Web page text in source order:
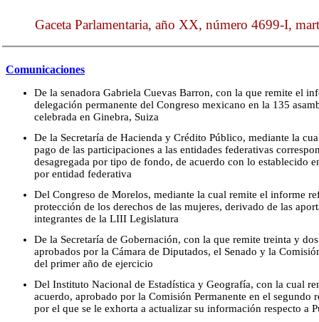
Gaceta Parlamentaria, año XX, número 4699-I,
Comunicaciones
De la senadora Gabriela Cuevas Barron, con la que remite el
delegación permanente del Congreso mexicano en la 135
celebrada en Ginebra, Suiza
De la Secretaría de Hacienda y Crédito Público, mediante la
pago de las participaciones a las entidades federativas
desagregada por tipo de fondo, de acuerdo con lo establecido
por entidad federativa
Del Congreso de Morelos, mediante la cual remite el informe
protección de los derechos de las mujeres, derivado de las
integrantes de la LIII Legislatura
De la Secretaría de Gobernación, con la que remite treinta y
aprobados por la Cámara de Diputados, el Senado y la
del primer año de ejercicio
Del Instituto Nacional de Estadística y Geografía, con la cual
acuerdo, aprobado por la Comisión Permanente en el segundo
por el que se le exhorta a actualizar su información respecto a